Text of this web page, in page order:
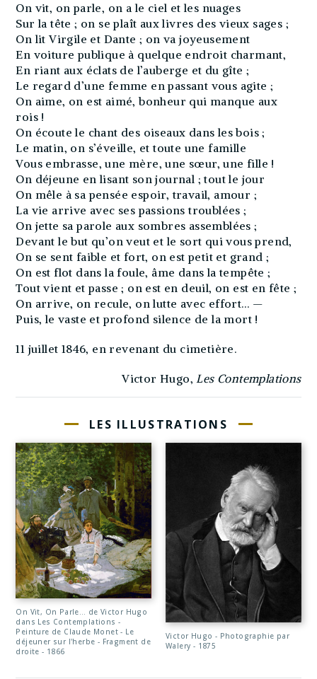
On vit, on parle, on a le ciel et les nuages
Sur la tête ; on se plaît aux livres des vieux sages ;
On lit Virgile et Dante ; on va joyeusement
En voiture publique à quelque endroit charmant,
En riant aux éclats de l’auberge et du gîte ;
Le regard d’une femme en passant vous agite ;
On aime, on est aimé, bonheur qui manque aux
rois !
On écoute le chant des oiseaux dans les bois ;
Le matin, on s’éveille, et toute une famille
Vous embrasse, une mère, une sœur, une fille !
On déjeune en lisant son journal ; tout le jour
On mêle à sa pensée espoir, travail, amour ;
La vie arrive avec ses passions troublées ;
On jette sa parole aux sombres assemblées ;
Devant le but qu’on veut et le sort qui vous prend,
On se sent faible et fort, on est petit et grand ;
On est flot dans la foule, âme dans la tempête ;
Tout vient et passe ; on est en deuil, on est en fête ;
On arrive, on recule, on lutte avec effort… —
Puis, le vaste et profond silence de la mort !
11 juillet 1846, en revenant du cimetière.
Victor Hugo,Les Contemplations
LES ILLUSTRATIONS
On Vit, On Parle… de Victor Hugo
dans Les Contemplations -
Peinture de Claude Monet - Le
déjeuner sur l'herbe - Fragment de
droite - 1866
Victor Hugo - Photographie par
Walery - 1875